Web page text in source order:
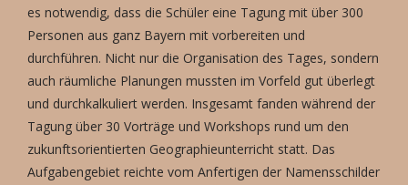
es notwendig, dass die Schüler eine Tagung mit über 300
Personen aus ganz Bayern mit vorbereiten und
durchführen. Nicht nur die Organisation des Tages, sondern
auch räumliche Planungen mussten im Vorfeld gut überlegt
und durchkalkuliert werden. Insgesamt fanden während der
Tagung über 30 Vorträge und Workshops rund um den
zukunftsorientierten Geographieunterricht statt. Das
Aufgabengebiet reichte vom Anfertigen der Namensschilder